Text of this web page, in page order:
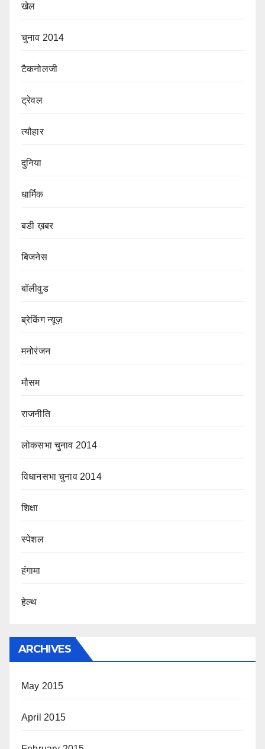
खेल
चुनाव 2014
टैकनोलजी
ट्रेवल
त्यौहार
दुनिया
धार्मिक
बडी ख़बर
बिजनेस
बॉलीवुड
ब्रेकिंग न्यूज़
मनोरंजन
मौसम
राजनीति
लोकसभा चुनाव 2014
विधानसभा चुनाव 2014
शिक्षा
स्पेशल
हंगामा
हेल्थ
ARCHIVES
May 2015
April 2015